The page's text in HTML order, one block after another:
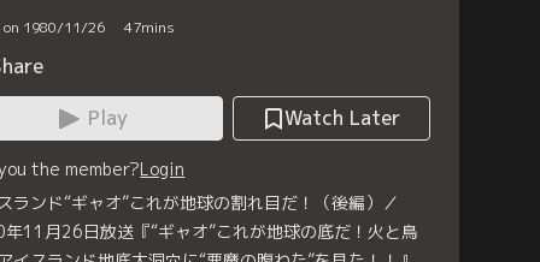
on 1980/11/26 47mins
Play
Watch Later
the member?Login
ランド“ギャオ”これが地球の割れ目だ！（後編）／
11月26日放送『“ギャオ”これが地球の底だ！火と鳥